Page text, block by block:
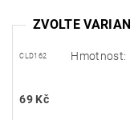
ZVOLTE
CLD162 Hmotnost:
69 Kč